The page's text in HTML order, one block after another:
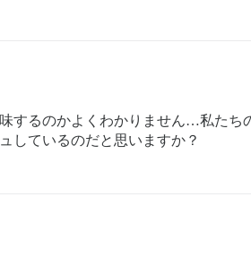
するのかよくわかりません…私たち
しているのだと思いますか？